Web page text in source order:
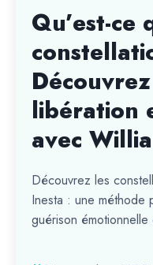
Qu’est-ce
libération
avec
Découvrez les
Inesta : une méthode
guérison